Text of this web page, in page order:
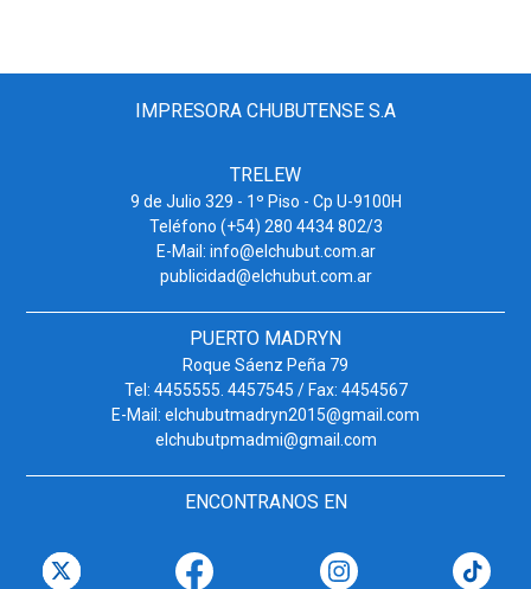
IMPRESORA CHUBUTENSE S.A
TRELEW
9 de Julio 329 - 1º Piso - Cp U-9100H
Teléfono (+54) 280 4434 802/3
E-Mail: info@elchubut.com.ar
publicidad@elchubut.com.ar
PUERTO MADRYN
Roque Sáenz Peña 79
Tel: 4455555. 4457545 / Fax: 4454567
E-Mail: elchubutmadryn2015@gmail.com
elchubutpmadmi@gmail.com
ENCONTRANOS EN